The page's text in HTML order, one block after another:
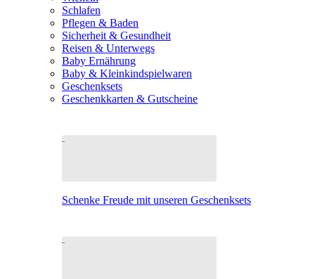
Schlafen
Pflegen & Baden
Sicherheit & Gesundheit
Reisen & Unterwegs
Baby Ernährung
Baby & Kleinkindspielwaren
Geschenksets
Geschenkkarten & Gutscheine
Schenke Freude mit unseren Geschenksets